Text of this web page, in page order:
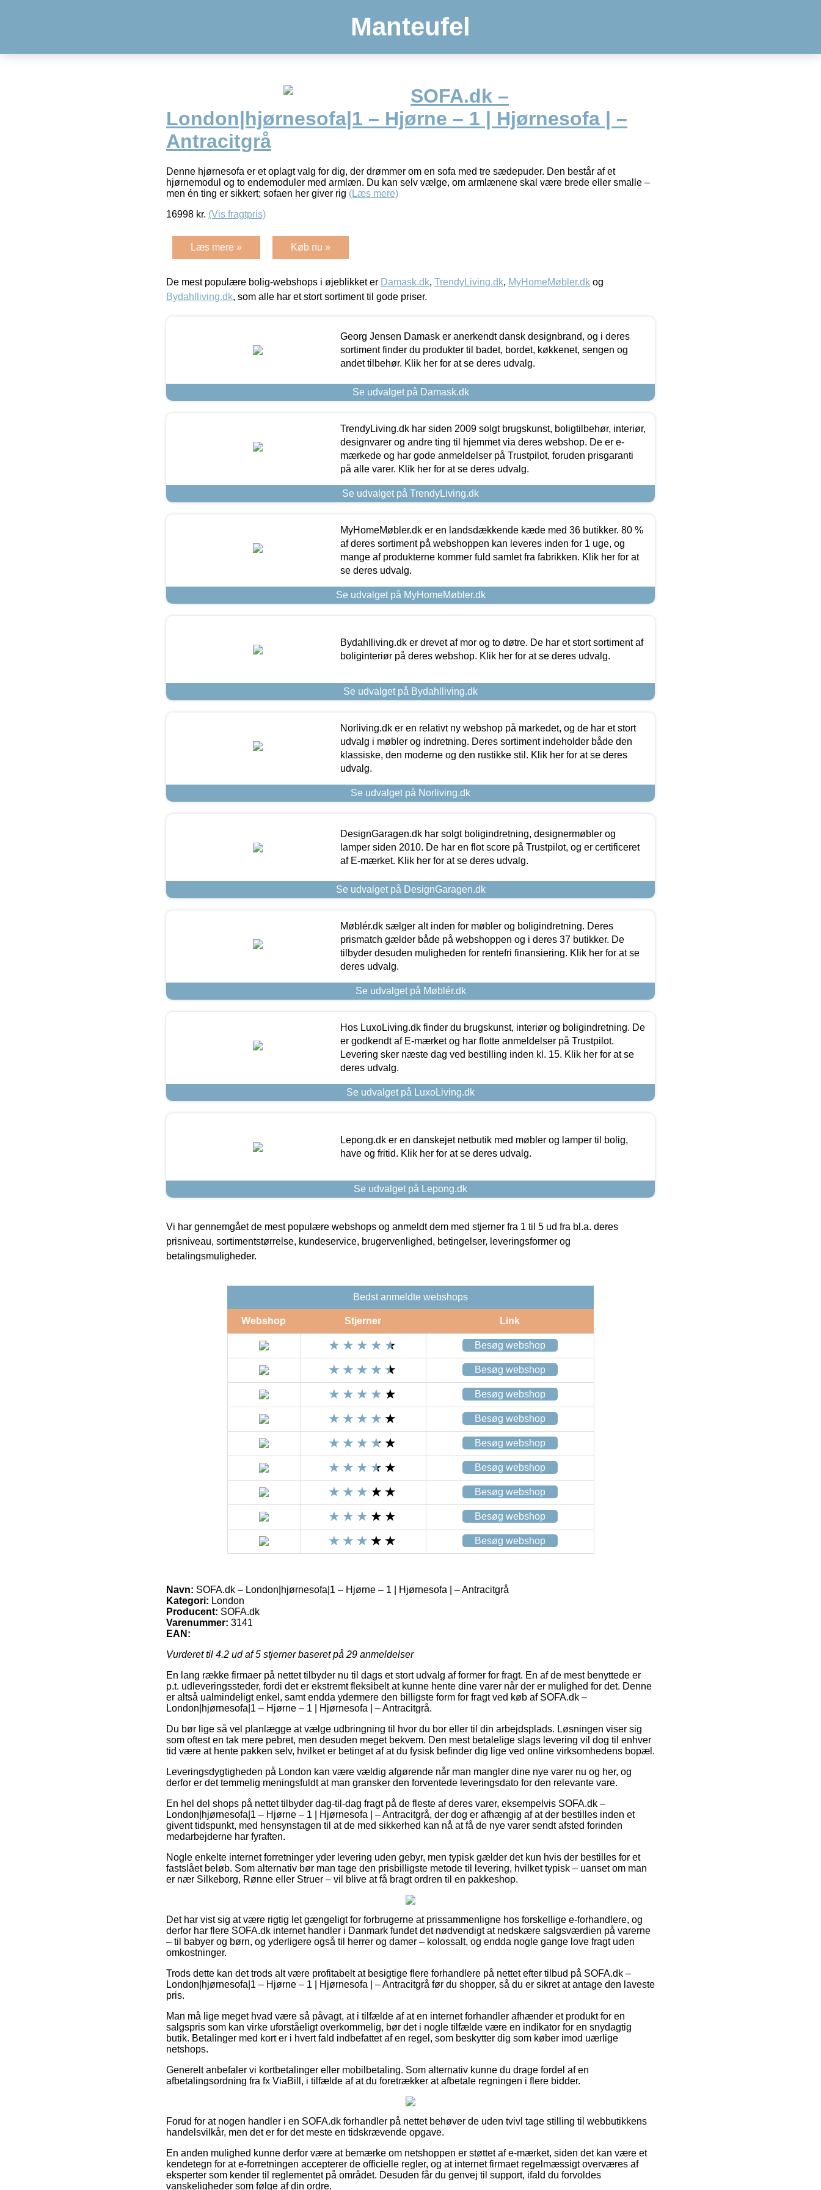
Manteufel
SOFA.dk –
London|hjørnesofa|1 – Hjørne – 1 | Hjørnesofa | –
Antracitgrå
Denne hjørnesofa er et oplagt valg for dig, der drømmer om en sofa med tre sædepuder. Den består af et
hjørnemodul og to endemoduler med armlæn. Du kan selv vælge, om armlænene skal være brede eller smalle –
men én ting er sikkert; sofaen her giver rig (Læs mere)
16998 kr. (Vis fragtpris)
Læs mere » Køb nu »
De mest populære bolig-webshops i øjeblikket er Damask.dk, TrendyLiving.dk, MyHomeMøbler.dk og
Bydahlliving.dk, som alle har et stort sortiment til gode priser.
Georg Jensen Damask er anerkendt dansk designbrand, og i deres
sortiment finder du produkter til badet, bordet, køkkenet, sengen og
andet tilbehør. Klik her for at se deres udvalg.
Se udvalget på Damask.dk
TrendyLiving.dk har siden 2009 solgt brugskunst, boligtilbehør, interiør,
designvarer og andre ting til hjemmet via deres webshop. De er e-
mærkede og har gode anmeldelser på Trustpilot, foruden prisgaranti
på alle varer. Klik her for at se deres udvalg.
Se udvalget på TrendyLiving.dk
MyHomeMøbler.dk er en landsdækkende kæde med 36 butikker. 80 %
af deres sortiment på webshoppen kan leveres inden for 1 uge, og
mange af produkterne kommer fuld samlet fra fabrikken. Klik her for at
se deres udvalg.
Se udvalget på MyHomeMøbler.dk
Bydahlliving.dk er drevet af mor og to døtre. De har et stort sortiment af
boliginteriør på deres webshop. Klik her for at se deres udvalg.
Se udvalget på Bydahlliving.dk
Norliving.dk er en relativt ny webshop på markedet, og de har et stort
udvalg i møbler og indretning. Deres sortiment indeholder både den
klassiske, den moderne og den rustikke stil. Klik her for at se deres
udvalg.
Se udvalget på Norliving.dk
DesignGaragen.dk har solgt boligindretning, designermøbler og
lamper siden 2010. De har en flot score på Trustpilot, og er certificeret
af E-mærket. Klik her for at se deres udvalg.
Se udvalget på DesignGaragen.dk
Møblér.dk sælger alt inden for møbler og boligindretning. Deres
prismatch gælder både på webshoppen og i deres 37 butikker. De
tilbyder desuden muligheden for rentefri finansiering. Klik her for at se
deres udvalg.
Se udvalget på Møblér.dk
Hos LuxoLiving.dk finder du brugskunst, interiør og boligindretning. De
er godkendt af E-mærket og har flotte anmeldelser på Trustpilot.
Levering sker næste dag ved bestilling inden kl. 15. Klik her for at se
deres udvalg.
Se udvalget på LuxoLiving.dk
Lepong.dk er en danskejet netbutik med møbler og lamper til bolig,
have og fritid. Klik her for at se deres udvalg.
Se udvalget på Lepong.dk
Vi har gennemgået de mest populære webshops og anmeldt dem med stjerner fra 1 til 5 ud fra bl.a. deres
prisniveau, sortimentstørrelse, kundeservice, brugervenlighed, betingelser, leveringsformer og
betalingsmuligheder.
Bedst anmeldte webshops
Webshop Stjerner Link
Besøg webshop
Besøg webshop
Besøg webshop
Besøg webshop
Besøg webshop
Besøg webshop
Besøg webshop
Besøg webshop
Besøg webshop
Navn: SOFA.dk – London|hjørnesofa|1 – Hjørne – 1 | Hjørnesofa | – Antracitgrå
Kategori: London
Producent: SOFA.dk
Varenummer: 3141
EAN:
Vurderet til 4.2 ud af 5 stjerner baseret på 29 anmeldelser
En lang række firmaer på nettet tilbyder nu til dags et stort udvalg af former for fragt. En af de mest benyttede er
p.t. udleveringssteder, fordi det er ekstremt fleksibelt at kunne hente dine varer når der er mulighed for det. Denne
er altså ualmindeligt enkel, samt endda ydermere den billigste form for fragt ved køb af SOFA.dk –
London|hjørnesofa|1 – Hjørne – 1 | Hjørnesofa | – Antracitgrå.
Du bør lige så vel planlægge at vælge udbringning til hvor du bor eller til din arbejdsplads. Løsningen viser sig
som oftest en tak mere pebret, men desuden meget bekvem. Den mest betalelige slags levering vil dog til enhver
tid være at hente pakken selv, hvilket er betinget af at du fysisk befinder dig lige ved online virksomhedens bopæl.
Leveringsdygtigheden på London kan være vældig afgørende når man mangler dine nye varer nu og her, og
derfor er det temmelig meningsfuldt at man gransker den forventede leveringsdato for den relevante vare.
En hel del shops på nettet tilbyder dag-til-dag fragt på de fleste af deres varer, eksempelvis SOFA.dk –
London|hjørnesofa|1 – Hjørne – 1 | Hjørnesofa | – Antracitgrå, der dog er afhængig af at der bestilles inden et
givent tidspunkt, med hensynstagen til at de med sikkerhed kan nå at få de nye varer sendt afsted forinden
medarbejderne har fyraften.
Nogle enkelte internet forretninger yder levering uden gebyr, men typisk gælder det kun hvis der bestilles for et
fastslået beløb. Som alternativ bør man tage den prisbilligste metode til levering, hvilket typisk – uanset om man
er nær Silkeborg, Rønne eller Struer – vil blive at få bragt ordren til en pakkeshop.
Det har vist sig at være rigtig let gængeligt for forbrugerne at prissammenligne hos forskellige e-forhandlere, og
derfor har flere SOFA.dk internet handler i Danmark fundet det nødvendigt at nedskære salgsværdien på varerne
– til babyer og børn, og yderligere også til herrer og damer – kolossalt, og endda nogle gange love fragt uden
omkostninger.
Trods dette kan det trods alt være profitabelt at besigtige flere forhandlere på nettet efter tilbud på SOFA.dk –
London|hjørnesofa|1 – Hjørne – 1 | Hjørnesofa | – Antracitgrå før du shopper, så du er sikret at antage den laveste
pris.
Man må lige meget hvad være så påvagt, at i tilfælde af at en internet forhandler afhænder et produkt for en
salgspris som kan virke uforståeligt overkommelig, bør det i nogle tilfælde være en indikator for en snydagtig
butik. Betalinger med kort er i hvert fald indbefattet af en regel, som beskytter dig som køber imod uærlige
netshops.
Generelt anbefaler vi kortbetalinger eller mobilbetaling. Som alternativ kunne du drage fordel af en
afbetalingsordning fra fx ViaBill, i tilfælde af at du foretrækker at afbetale regningen i flere bidder.
Forud for at nogen handler i en SOFA.dk forhandler på nettet behøver de uden tvivl tage stilling til webbutikkens
handelsvilkår, men det er for det meste en tidskrævende opgave.
En anden mulighed kunne derfor være at bemærke om netshoppen er støttet af e-mærket, siden det kan være et
kendetegn for at e-forretningen accepterer de officielle regler, og at internet firmaet regelmæssigt overværes af
eksperter som kender til reglementet på området. Desuden får du genvej til support, ifald du forvoldes
vanskeligheder som følge af din ordre.